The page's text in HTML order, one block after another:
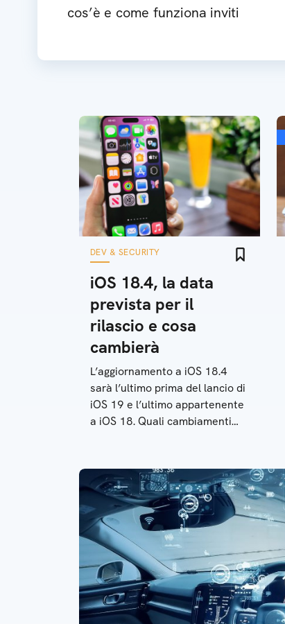
cos’è e come funziona inviti
DEV & SECURITY
iOS 18.4, la data
prevista per il
rilascio e cosa
cambierà
L’aggiornamento a iOS 18.4
sarà l’ultimo prima del lancio di
iOS 19 e l’ultimo appartenente
a iOS 18. Quali cambiamenti